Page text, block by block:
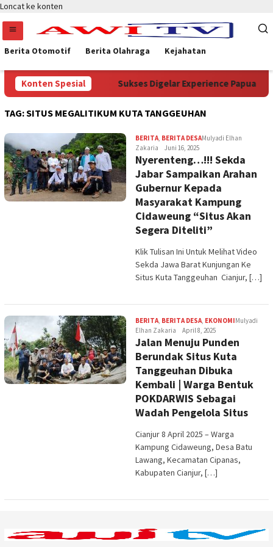
Loncat ke konten
Berita Otomotif Berita Olahraga Kejahatan
Konten Spesial
Kehutanan Sukses Digelar Experience Papua
TAG:SITUS MEGALITIKUM KUTA TANGGEUHAN
BERITA, BERITA DESAMulyadi Elhan
Zakaria
Juni 16, 2025
Nyerenteng…!!! Sekda
Jabar Sampaikan Arahan
Gubernur Kepada
Masyarakat Kampung
Cidaweung “Situs Akan
Segera Diteliti”
Klik Tulisan Ini Untuk Melihat Video
Sekda Jawa Barat Kunjungan Ke
Situs Kuta Tanggeuhan Cianjur, […]
BERITA, BERITA DESA, EKONOMIMulyadi
Elhan Zakaria
April 8, 2025
Jalan Menuju Punden
Berundak Situs Kuta
Tanggeuhan Dibuka
Kembali | Warga Bentuk
POKDARWIS Sebagai
Wadah Pengelola Situs
Cianjur 8 April 2025 – Warga
Kampung Cidaweung, Desa Batu
Lawang, Kecamatan Cipanas,
Kabupaten Cianjur, […]